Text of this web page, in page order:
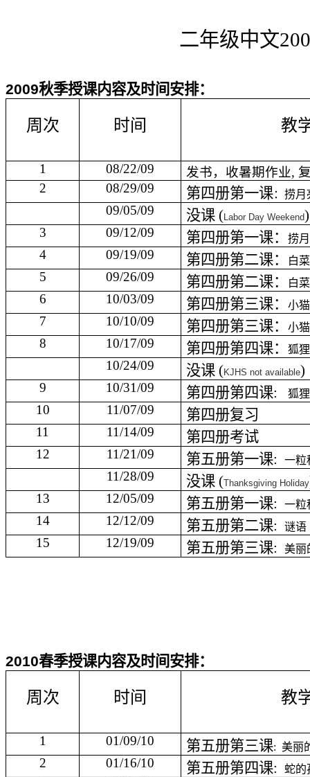
二年级中文
2009秋季授课内容及时间安排：
周次 时间 教
1 08/22/09 发书，收暑期作业,
2
08/29/09 第四册第一课：捞月
09/05/09 没课 (Labor Day Weekend)
3 09/12/09 第四册第一课：捞
4 09/19/09 第四册第二课： 白
5 09/26/09 第四册第二课： 白
6 10/03/09 第四册第三课：小
7 10/10/09 第四册第三课：小
8 10/17/09 第四册第四课：狐
10/24/09 没课 (KJHS not available)
9 10/31/09 第四册第四课:狐
10 11/07/09 第四册复习
11 11/14/09 第四册考试
12 11/21/09 第五册第一课:一粒
11/28/09 没课 (Thanksgiving Holiday
13 12/05/09 第五册第一课:一粒
14 12/12/09 第五册第二课:谜语
15 12/19/09 第五册第三课:美丽
2010春季授课内容及时间安排：
周次 时间 教
1 01/09/10 第五册第三课:美丽
2 01/16/10 第五册第四课:蛇的